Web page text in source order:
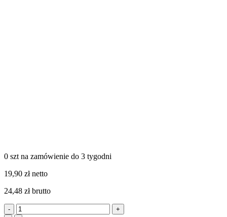
0 szt na zamówienie do 3 tygodni
19,90 zł netto
24,48 zł brutto
- +